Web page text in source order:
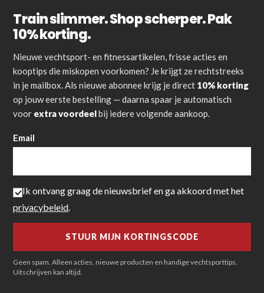
Train slimmer. Shop scherper. Pak
10% korting.
Nieuwe vechtsport- en fitnessartikelen, frisse acties en
kooptips die miskopen voorkomen? Je krijgt ze rechtstreeks
in je mailbox. Als nieuwe abonnee krijg je direct 10% korting
op jouw eerste bestelling — daarna spaar je automatisch
voor extra voordeelbij iedere volgende aankoop.
Email
Ik ontvang graag de nieuwsbrief en ga akkoord met het
privacybeleid
Geen spam. Alleen acties, nieuwe producten en handige vechtsporttips.
Uitschrijven kan altijd.